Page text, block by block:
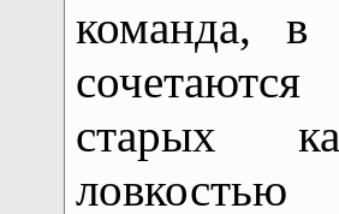
команда, в
старых